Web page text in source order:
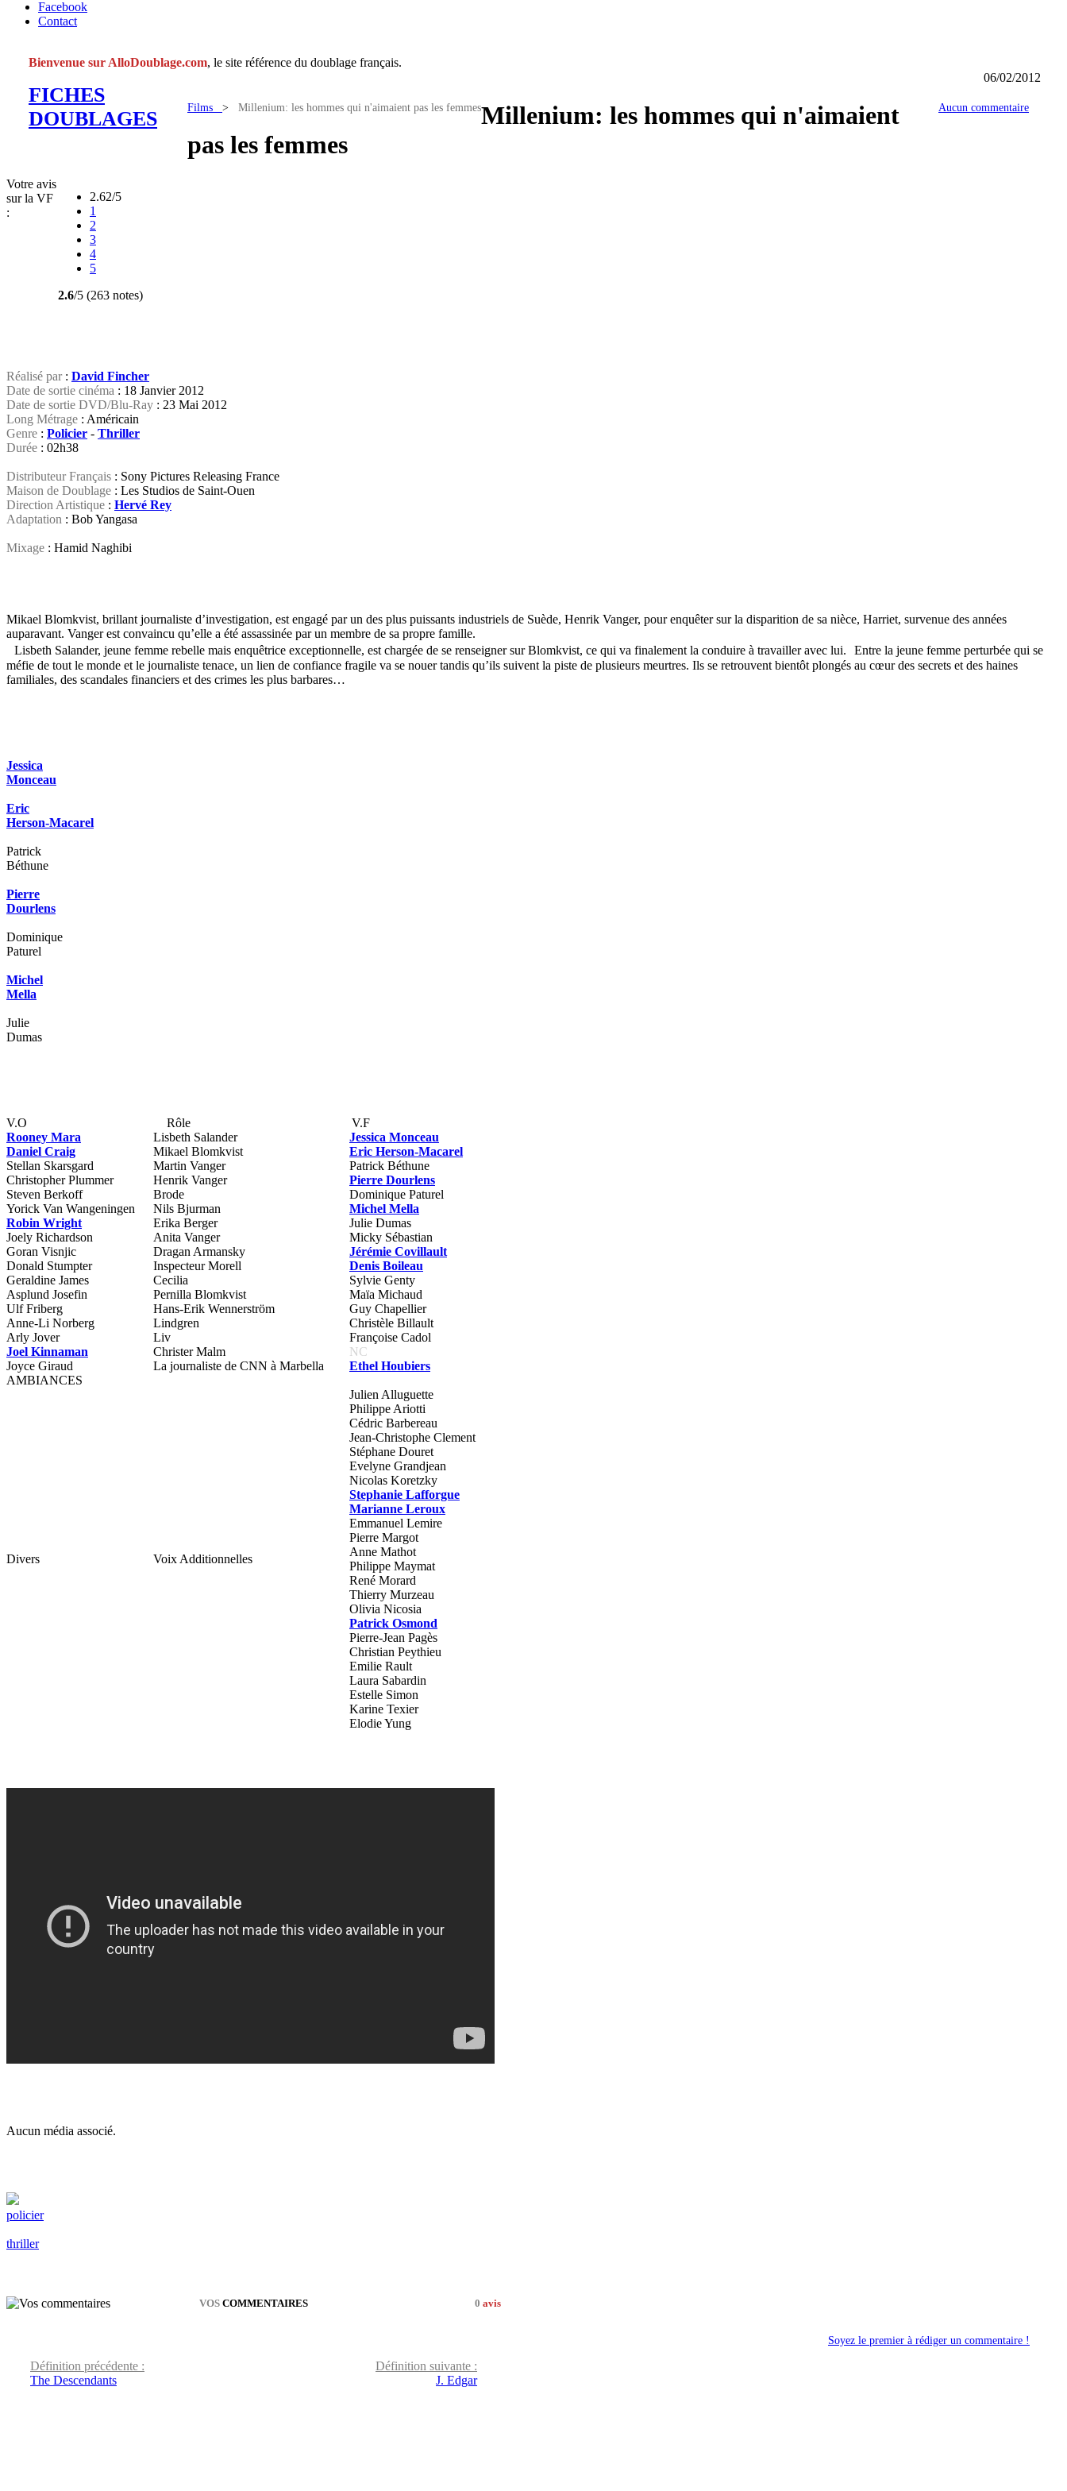
Facebook
Contact
Bienvenue sur AlloDoublage.com, le site référence du doublage français.
FICHES
DOUBLAGES
06/02/2012
Films > Millenium: les hommes qui n'aimaient pas les femmes Aucun commentaire
Millenium: les hommes qui n'aimaient
pas les femmes
Votre avis
sur la VF
:
2.62/5
1
2
3
4
5
2.6/5 (263 notes)
Réalisé par: David Fincher
Date de sortie cinéma : 18 Janvier 2012
Date de sortie DVD/Blu-Ray : 23 Mai 2012
Long Métrage : Américain
Genre : Policier - Thriller
Durée : 02h38
Distributeur Français : Sony Pictures Releasing France
Maison de Doublage : Les Studios de Saint-Ouen
Direction Artistique : Hervé Rey
Adaptation : Bob Yangasa
Mixage : Hamid Naghibi
Mikael Blomkvist, brillant journaliste d’investigation, est engagé par un des plus puissants industriels de Suède, Henrik Vanger, pour enquêter sur la disparition de sa nièce, Harriet, survenue des années
auparavant. Vanger est convaincu qu’elle a été assassinée par un membre de sa propre famille.
Lisbeth Salander, jeune femme rebelle mais enquêtrice exceptionnelle, est chargée de se renseigner sur Blomkvist, ce qui va finalement la conduire à travailler avec lui. Entre la jeune femme perturbée qui se
méfie de tout le monde et le journaliste tenace, un lien de confiance fragile va se nouer tandis qu’ils suivent la piste de plusieurs meurtres. Ils se retrouvent bientôt plongés au cœur des secrets et des haines
familiales, des scandales financiers et des crimes les plus barbares…
Jessica
Monceau
Eric
Herson-Macarel
Patrick
Béthune
Pierre
Dourlens
Dominique
Paturel
Michel
Mella
Julie
Dumas
V.O Rôle
V.F
Rooney Mara
Lisbeth Salander
Jessica Monceau
Daniel Craig
Mikael Blomkvist
Eric Herson-Macarel
Stellan Skarsgard
Martin Vanger
Patrick Béthune
Christopher Plummer
Henrik Vanger
Pierre Dourlens
Steven Berkoff
Brode
Dominique Paturel
Yorick Van Wangeningen
Nils Bjurman
Michel Mella
Robin Wright
Erika Berger
Julie Dumas
Joely Richardson
Anita Vanger
Micky Sébastian
Goran Visnjic
Dragan Armansky
Jérémie Covillault
Donald Stumpter
Inspecteur Morell
Denis Boileau
Geraldine James
Cecilia
Sylvie Genty
Asplund Josefin
Pernilla Blomkvist
Maïa Michaud
Ulf Friberg
Hans-Erik Wennerström
Guy Chapellier
Anne-Li Norberg
Lindgren
Christèle Billault
Arly Jover
Liv
Françoise Cadol
Joel Kinnaman
Christer Malm
NC
Joyce Giraud
La journaliste de CNN à Marbella
Ethel Houbiers
AMBIANCES
Divers Voix Additionnelles
Julien Alluguette
Philippe Ariotti
Cédric Barbereau
Jean-Christophe Clement
Stéphane Douret
Evelyne Grandjean
Nicolas Koretzky
Stephanie Lafforgue
Marianne Leroux
Emmanuel Lemire
Pierre Margot
Anne Mathot
Philippe Maymat
René Morard
Thierry Murzeau
Olivia Nicosia
Patrick Osmond
Pierre-Jean Pagès
Christian Peythieu
Emilie Rault
Laura Sabardin
Estelle Simon
Karine Texier
Elodie Yung
Aucun média associé.
policier
thriller
VOS COMMENTAIRES 0 avis
Soyez le premier à rédiger un commentaire !
Définition précédente :
The Descendants
Définition suivante :
J. Edgar